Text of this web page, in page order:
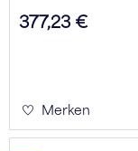
377,23 €
Merken